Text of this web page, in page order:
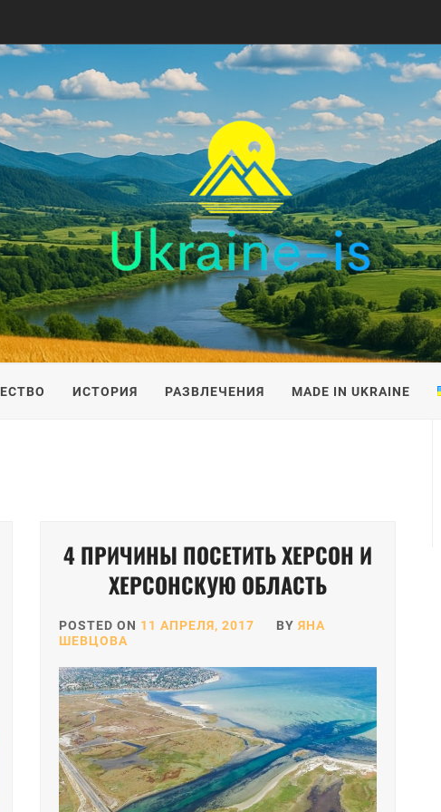
ИСТОРИЯ РАЗВЛЕЧЕНИЯ MADE IN UKRAINE
4 ПРИЧИНЫ ПОСЕТИТЬ ХЕРСОН И
ХЕРСОНСКУЮ ОБЛАСТЬ
POSTED ON 11 АПРЕЛЯ, 2017 BY ЯНА
ШЕВЦОВА